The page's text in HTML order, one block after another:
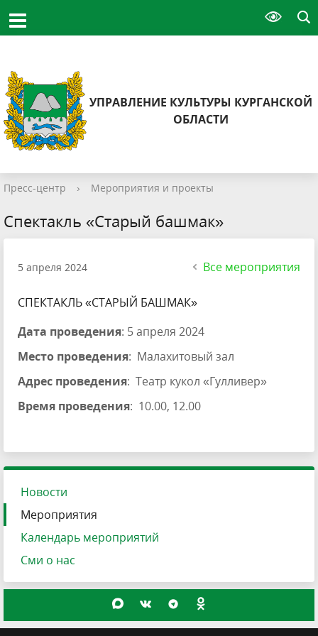
УПРАВЛЕНИЕ КУЛЬТУРЫ КУРГАНСКОЙ
ОБЛАСТИ
Пресс-центр › Мероприятия и проекты
Спектакль «Старый башмак»
5 апреля 2024 Все мероприятия
СПЕКТАКЛЬ «СТАРЫЙ БАШМАК»
Дата проведения: 5 апреля 2024
Место проведения: Малахитовый зал
Адрес проведения: Театр кукол «Гулливер»
Время проведения: 10.00, 12.00
Новости
Мероприятия
Календарь мероприятий
Сми о нас